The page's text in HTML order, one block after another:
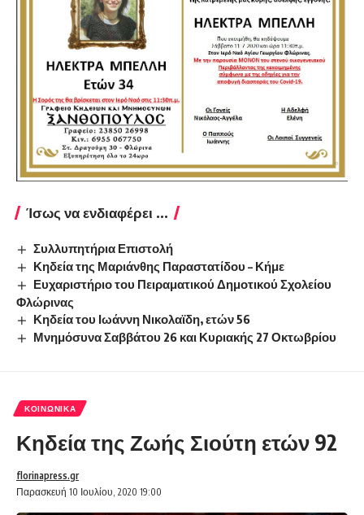
Ίσως να ενδιαφέρει ...
Συλλυπητήρια Επιστολή
Κηδεία της Μαριάνθης Παραστατίδου – Κήμε
Ευχαριστήριο του Πειραματικού Δημοτικού Σχολείου
Φλώρινας
Κηδεία του Ιωάννη Νικολαϊδη, ετών 56
Μνημόσυνα Σαββάτου 26 και Κυριακής 27 Οκτωβρίου
ΚΟΙΝΩΝΙΚΆ
Κηδεία της Ζωής Σιούτη ετών 92
Παρασκευή 10 Ιουλίου, 2020 19:00
florinapress.gr